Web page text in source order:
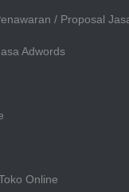
/ Proposal
Adwords
Online